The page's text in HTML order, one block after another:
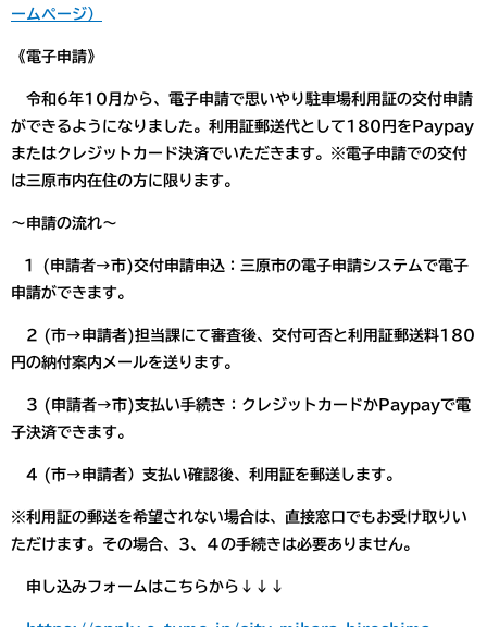
ームページ）
《電子申請》
令和6年10月から、電子申請で思いやり駐車場利用証の交付申請
ができるようになりました。利用証郵送代として180円をPaypay
またはクレジットカード決済でいただきます。※電子申請での交付
は三原市内在住の方に限ります。
～申請の流れ～
１ (申請者→市)交付申請申込：三原市の電子申請システムで電子
申請ができます。
2 (市→申請者)担当課にて審査後、交付可否と利用証郵送料180
円の納付案内メールを送ります。
3 (申請者→市)支払い手続き：クレジットカードかPaypayで電
子決済できます。
4 (市→申請者）支払い確認後、利用証を郵送します。
※利用証の郵送を希望されない場合は、直接窓口でもお受け取りい
ただけます。その場合、3、４の手続きは必要ありません。
申し込みフォームはこちらから↓↓↓